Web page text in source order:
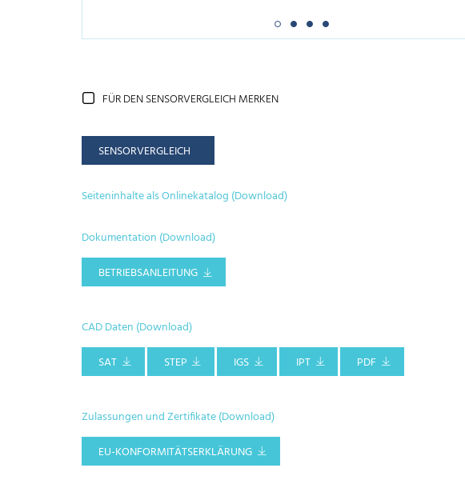
FÜR DEN SENSORVERGLEICH MERKEN
SENSORVERGLEICH
Seiteninhalte als Onlinekatalog (Download)
Dokumentation (Download)
BETRIEBSANLEITUNG
CAD Daten (Download)
SAT
STEP IGS IPT PDF
Zulassungen und Zertifikate (Download)
EU-KONFORMITÄTSERKLÄRUNG